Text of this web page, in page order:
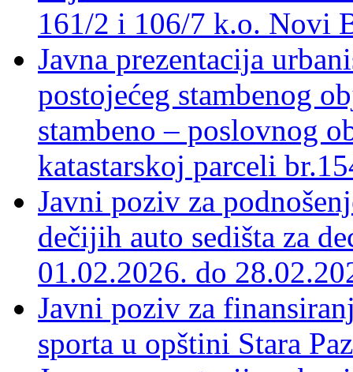
161/2 i 106/7 k.o. Novi
Javna prezentacija
postojećeg stambenog
stambeno – poslovnog
katastarskoj parceli
Javni poziv za
dečijih auto sedišta za
01.02.2026. do
Javni poziv za
sporta u opštini Stara